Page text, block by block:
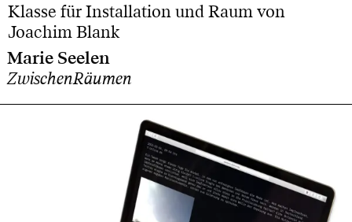
Klasse für Installation und Raum von
Joachim Blank
Marie Seelen
ZwischenRäumen